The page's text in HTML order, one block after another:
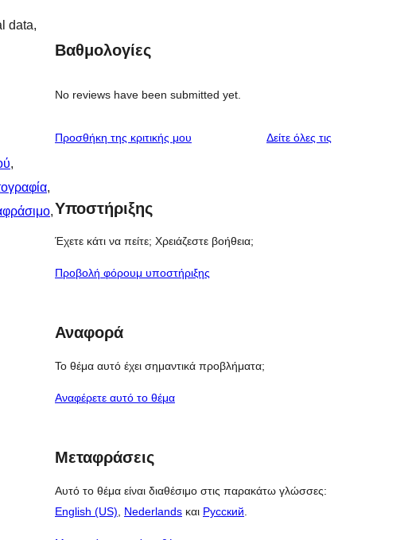
data,
Βαθμολογίες
No reviews have been submitted yet.
Προσθήκη της κριτικής μου Δείτε όλες τις
Υποστήριξης
Έχετε κάτι να πείτε; Χρειάζεστε βοήθεια;
Προβολή φόρουμ υποστήριξης
Αναφορά
Το θέμα αυτό έχει σημαντικά προβλήματα;
Αναφέρετε αυτό το θέμα
Μεταφράσεις
Αυτό το θέμα είναι διαθέσιμο στις παρακάτω γλώσσες:
English (US)
Nederlands και Русский